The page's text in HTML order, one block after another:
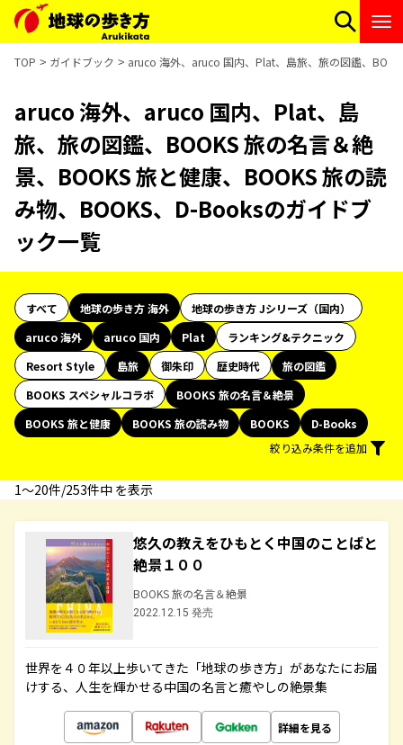
TOP ガイドブック aruco 海外、aruco 国内、Plat、島旅、旅の図鑑、
aruco 海外、aruco 国内、Plat、島
旅、旅の図鑑、BOOKS 旅の名言＆絶
景、BOOKS 旅と健康、BOOKS 旅の読
み物、BOOKS、D-Booksのガイドブ
ック一覧
すべて 地球の歩き方 海外
地球の歩き方 Jシリーズ（国内）
aruco 海外
aruco 国内 Plat
ランキング&テクニック
Resort Style
島旅 御朱印 歴史時代
旅の図鑑
BOOKS スペシャルコラボ
BOOKS 旅の名言＆絶景
BOOKS 旅と健康
BOOKS 旅の読み物 BOOKS
D-Books
絞り込み条件を追加
1〜20件/253件中 を表示
悠久の教えをひもとく中国のことばと
絶景１００
BOOKS 旅の名言＆絶景
2022.12.15 発売
世界を４０年以上歩いてきた「地球の歩き方」があなたにお届
けする、人生を輝かせる中国の名言と癒やしの絶景集
詳細を見る